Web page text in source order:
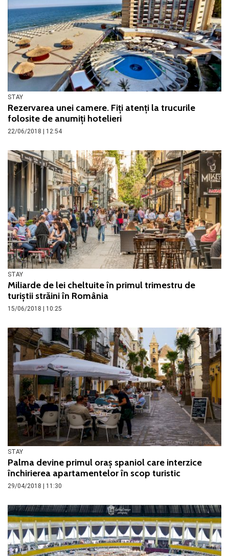
STAY
Rezervarea unei camere. Fiți atenți la trucurile
folosite de anumiți hotelieri
22/06/2018 | 12:54
STAY
Miliarde de lei cheltuite în primul trimestru de
turiștii străini în România
15/06/2018 | 10:25
STAY
Palma devine primul oraș spaniol care interzice
închirierea apartamentelor în scop turistic
29/04/2018 | 11:30